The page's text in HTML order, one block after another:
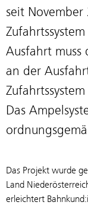
seit
Ausfahrt muss
an der
Das
Das Projekt wurde
Land
erleichtert